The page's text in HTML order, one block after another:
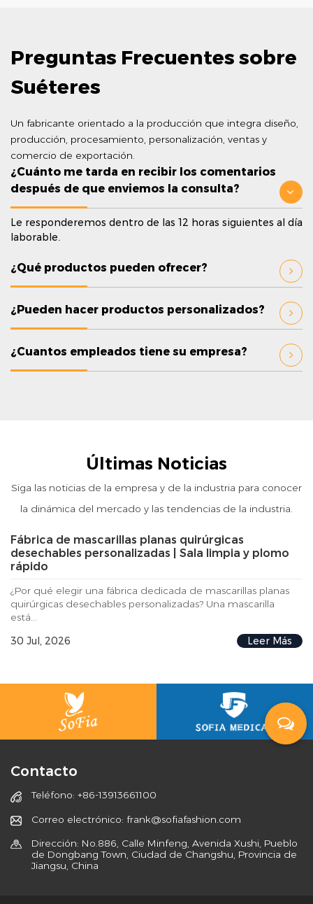
Preguntas Frecuentes sobre
Suéteres
Un fabricante orientado a la producción que integra diseño,
producción, procesamiento, personalización, ventas y
comercio de exportación.
¿Cuánto me tarda en recibir los comentarios
después de que enviemos la consulta?
Le responderemos dentro de las 12 horas siguientes al día
laborable.
¿Qué productos pueden ofrecer?
¿Pueden hacer productos personalizados?
¿Cuantos empleados tiene su empresa?
Últimas Noticias
Siga las noticias de la empresa y de la industria para conocer
la dinámica del mercado y las tendencias de la industria.
Fábrica de mascarillas planas quirúrgicas
desechables personalizadas | Sala limpia y plomo
rápido
¿Por qué elegir una fábrica dedicada de mascarillas planas
quirúrgicas desechables personalizadas? Una mascarilla
está...
30 Jul, 2026
Leer Más
Contacto
Teléfono: +86-13913661100
Correo electrónico: frank@sofiafashion.com
Dirección: No.886, Calle Minfeng, Avenida Xushi, Pueblo
de Dongbang Town, Ciudad de Changshu, Provincia de
Jiangsu, China